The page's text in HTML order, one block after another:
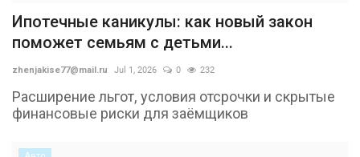
Ипотечные каникулы: как новый закон
поможет семьям с детьми...
zhenjakise77@mail.ru Jul 1, 2026 0 232
Расширение льгот, условия отсрочки и скрытые
финансовые риски для заёмщиков